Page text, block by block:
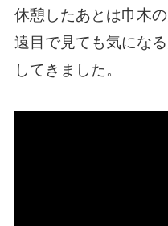
休憩したあとは巾木
遠目で見ても気にな
してきました。